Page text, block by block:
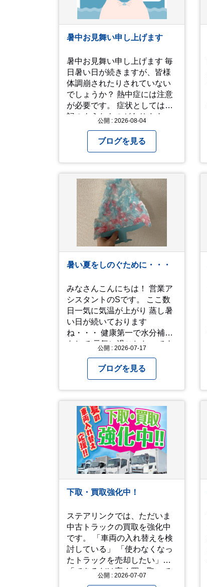
暑中お見舞い申し上げます
暑中お見舞い申し上げます 毎
日暑い日が続きますが、皆様
体調崩されたりされていない
でしょうか？ 熱中症には注意
が必要です。 症状としては下
記のようなものがあります。
状2 筋肉痛や筋肉のけいれん
症状3 体のだるさや吐き気 症
状4 汗のかきかたがおかしい
症状5 体温が高い、皮ふの異
常 症状6 呼びかけに反応しな
い、まっすぐ歩けない 症状7
水分補給ができない もし、熱
中症かなと思ったら… □すぐ
に医療機関へ相談、または救
急車を呼びましょう □涼しい
場所へ移動しましょう □衣服
を脱がし、体を冷やして体温
を下げましょう □塩分や水分
命を守って、夏を乗り切りま
しょう！
公開 : 2026-08-04
ブログを見る
暑い夏をしのぐために・・・
みなさんこんにちは！ 営業ア
シスタントのSです。 ここ数
日一気に気温が上がり 蒸し暑
い日が続いております
ね・・・ 健康第一で水分補給
をして 元気に過ごしたいです
でもなかなか外遊びが出来ず
工作をしています♪ 他にもおす
すめの過ごし方があったら ぜ
ひ教えてください＾＾ 暑さを
乗り越えましょう！！！
公開 : 2026-07-17
ブログを見る
下取・買取強化中！
ステアリンクでは、ただいま
中古トラックの買取を強化中
です。 「車両の入れ替えを検
討している」 「使わなくなっ
たトラックを売却したい」
「できるだけ高く買い取って
公開 : 2026-07-07